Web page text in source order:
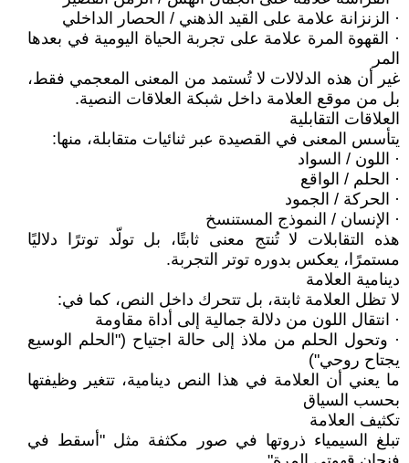
· الزنزانة علامة على القيد الذهني / الحصار الداخلي
· القهوة المرة علامة على تجربة الحياة اليومية في بعدها
المر
غير أن هذه الدلالات لا تُستمد من المعنى المعجمي فقط،
بل من موقع العلامة داخل شبكة العلاقات النصية.
العلاقات التقابلية
يتأسس المعنى في القصيدة عبر ثنائيات متقابلة، منها:
· اللون / السواد
· الحلم / الواقع
· الحركة / الجمود
· الإنسان / النموذج المستنسخ
هذه التقابلات لا تُنتج معنى ثابتًا، بل تولّد توترًا دلاليًا
مستمرًا، يعكس بدوره توتر التجربة.
دينامية العلامة
لا تظل العلامة ثابتة، بل تتحرك داخل النص، كما في:
· انتقال اللون من دلالة جمالية إلى أداة مقاومة
· وتحول الحلم من ملاذ إلى حالة اجتياح ("الحلم الوسيع
يجتاح روحي")
ما يعني أن العلامة في هذا النص دينامية، تتغير وظيفتها
بحسب السياق
تكثيف العلامة
تبلغ السيمياء ذروتها في صور مكثفة مثل "أسقط في